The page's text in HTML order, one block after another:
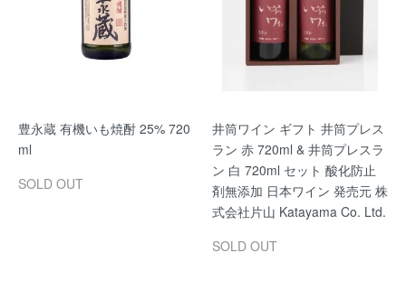
豊永蔵 有機いも焼酎 25% 720
ml
SOLD OUT
井筒ワイン ギフト 井筒プレス
ラン 赤 720ml & 井筒プレスラ
ン 白 720ml セット 酸化防止
剤無添加 日本ワイン 発売元 株
式会社片山 Katayama Co. Ltd.
SOLD OUT